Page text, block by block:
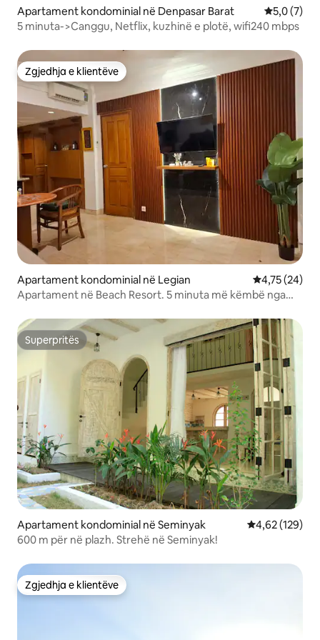
Apartament kondominial në Denpasar Barat Vlerësimi
5,0 (7)
5 minuta->Canggu, Netflix, kuzhinë e plotë, wifi240 mbps
Zgjedhja e klientëve
Zgjedhja e klientëve
Apartament kondominial në Legian Vlerësimi
4,75 (24)
Apartament në Beach Resort. 5 minuta më këmbë nga
Superpritës
Superpritës
Apartament kondominial në Seminyak Vlerësimi
4,62 (129)
600 m për në plazh. Strehë në Seminyak!
Zgjedhja e klientëve
Zgjedhja e klientëve